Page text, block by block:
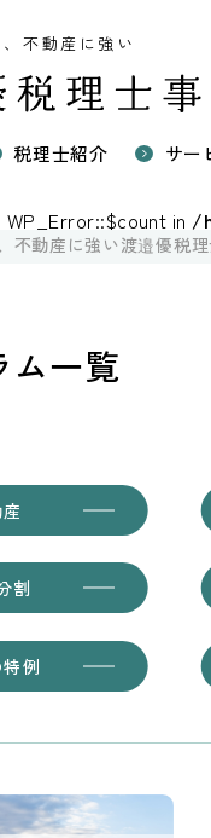
不動産に強い
税理士紹介 サー
不動
in /
不動産に強い渡邉優税
ム一覧
割
例